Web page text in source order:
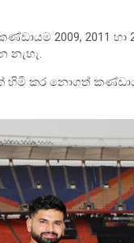
2009, 2011 හා
නැහැ.
හිමි කර නොගත්